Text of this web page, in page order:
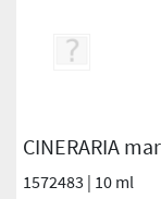
CINERARIA
1572483 | 10 ml